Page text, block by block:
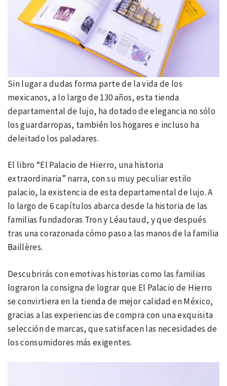
Sin lugar a dudas forma parte de la vida de los
mexicanos, a lo largo de 130 años, esta tienda
departamental de lujo, ha dotado de elegancia no sólo
los guardarropas, también los hogares e incluso ha
deleitado los paladares.
El libro “El Palacio de Hierro, una historia
extraordinaria” narra, con su muy peculiar estilo
palacio, la existencia de esta departamental de lujo. A
lo largo de 6 capítulos abarca desde la historia de las
familias fundadoras Tron y Léautaud, y que después
tras una corazonada cómo paso a las manos de la familia
Baillères.
Descubrirás con emotivas historias como las familias
lograron la consigna de lograr que El Palacio de Hierro
se convirtiera en la tienda de mejor calidad en México,
gracias a las experiencias de compra con una exquisita
selección de marcas, que satisfacen las necesidades de
los consumidores más exigentes.